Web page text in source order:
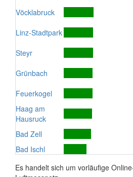
Vöcklabruck
Linz-Stadtpark
Steyr
Grünbach
Feuerkogel
Haag am
Hausruck
Bad Zell
Bad Ischl
Es handelt sich um vorläufige